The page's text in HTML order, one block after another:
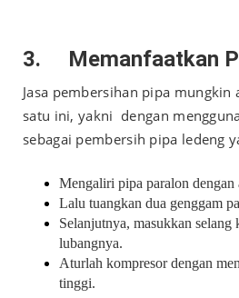
3. Memanfaatkan
Jasa pembersihan pipa mungkin
satu ini, yakni dengan
sebagai pembersih pipa ledeng
Mengaliri pipa paralon dengan
Lalu tuangkan dua genggam
Selanjutnya, masukkan selang
lubangnya.
Aturlah kompresor dengan
tinggi.